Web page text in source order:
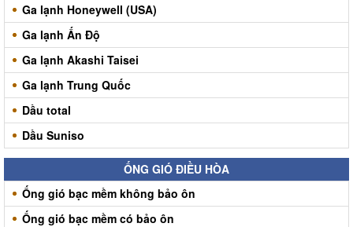
Ga lạnh Honeywell (USA)
Ga lạnh Ấn Độ
Ga lạnh Akashi Taisei
Ga lạnh Trung Quốc
Dầu total
Dầu Suniso
ỐNG GIÓ ĐIỀU HÒA
Ống gió bạc mềm không bảo ôn
Ống gió bạc mềm có bảo ôn